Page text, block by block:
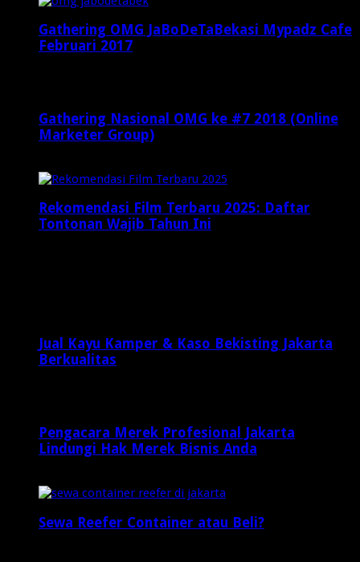
Gathering OMG JaBoDeTaBekasi Mypadz Cafe
Februari 2017
Gathering Nasional OMG ke #7 2018 (Online
Marketer Group)
Rekomendasi Film Terbaru 2025: Daftar
Tontonan Wajib Tahun Ini
Jual Kayu Kamper & Kaso Bekisting Jakarta
Berkualitas
Pengacara Merek Profesional Jakarta
Lindungi Hak Merek Bisnis Anda
Sewa Reefer Container atau Beli?